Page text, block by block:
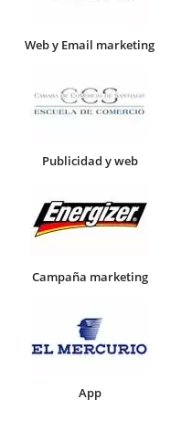
Web y Email marketing
Publicidad y web
Campaña marketing
App